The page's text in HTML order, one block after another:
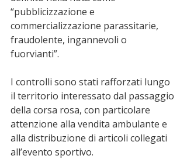
“pubblicizzazione e
commercializzazione parassitarie,
fraudolente, ingannevoli o
fuorvianti”.
I controlli sono stati rafforzati lungo
il territorio interessato dal passaggio
della corsa rosa, con particolare
attenzione alla vendita ambulante e
alla distribuzione di articoli collegati
all’evento sportivo.